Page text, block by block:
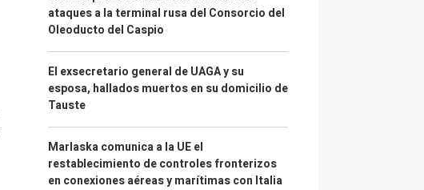
ataques a la terminal rusa del Consorcio del
Oleoducto del Caspio
El exsecretario general de UAGA y su
esposa, hallados muertos en su domicilio de
Tauste
Marlaska comunica a la UE el
restablecimiento de controles fronterizos
en conexiones aéreas y marítimas con Italia